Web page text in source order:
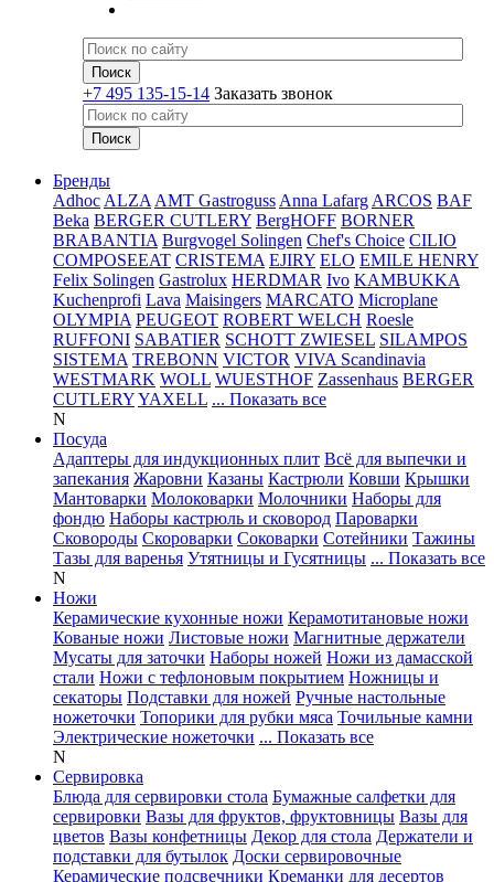
+7 495 135-15-14 Заказать звонок
Бренды
Adhoc ALZA AMT Gastroguss Anna Lafarg ARCOS BAF
Beka BERGER CUTLERY BergHOFF BORNER
BRABANTIA Burgvogel Solingen Chef's Choice CILIO
COMPOSEEAT CRISTEMA EJIRY ELO EMILE HENRY
Felix Solingen Gastrolux HERDMAR Ivo KAMBUKKA
Kuchenprofi Lava Maisingers MARCATO Microplane
OLYMPIA PEUGEOT ROBERT WELCH Roesle
RUFFONI SABATIER SCHOTT ZWIESEL SILAMPOS
SISTEMA TREBONN VICTOR VIVA Scandinavia
WESTMARK WOLL WUESTHOF Zassenhaus BERGER
CUTLERYYAXELL ... Показать все
N
Посуда
Адаптеры для индукционных плит Всё для выпечки и
запекания Жаровни Казаны Кастрюли Ковши Крышки
Мантоварки Молоковарки Молочники Наборы для
фондю Наборы кастрюль и сковород Пароварки
Сковороды Скороварки Соковарки Сотейники Тажины
Тазы для варенья Утятницы и Гусятницы ... Показать все
N
Ножи
Керамические кухонные ножи Керамотитановые ножи
Кованые ножи Листовые ножи Магнитные держатели
Мусаты для заточки Наборы ножей Ножи из дамасской
стали Ножи с тефлоновым покрытием Ножницы и
секаторы Подставки для ножей Ручные настольные
ножеточки Топорики для рубки мяса Точильные камни
Электрические ножеточки ... Показать все
N
Сервировка
Блюда для сервировки стола Бумажные салфетки для
сервировки Вазы для фруктов, фруктовницы Вазы для
цветов Вазы конфетницы Декор для стола Держатели и
подставки для бутылок Доски сервировочные
Керамические подсвечники Креманки для десертов